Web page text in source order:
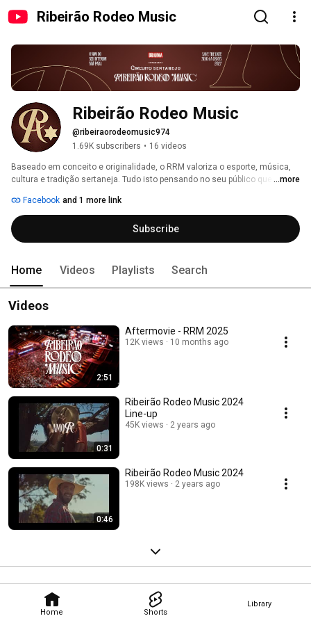
Ribeirão Rodeo Music
Home Shorts
Library
Ribeirão Rodeo Music
@ribeiraorodeomusic974
1.69K subscribers • 16 videos
Baseado em conceito e originalidade, o RRM valoriza o esporte, música,
cultura e tradição sertaneja. Tudo isto pensando no seu público que ama
...more
Facebook and 1 more link
Subscribe
Home Videos Playlists Search
Videos
2:51
Aftermovie - RRM 2025
12K views 10 months ago
0:31
Ribeirão Rodeo Music 2024
Line-up
45K views 2 years ago
0:46
Ribeirão Rodeo Music 2024
198K views 2 years ago